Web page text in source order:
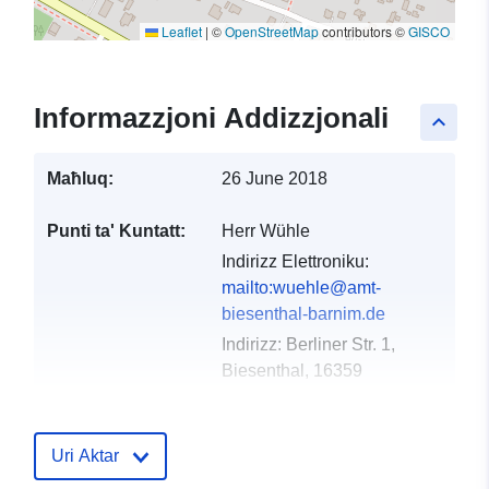
Leaflet | ©OpenStreetMapcontributors ©GISCO
keyboard_arrow_up
Informazzjoni Addizzjonali
Maħluq: 26 June 2018
Punti ta' Kuntatt:
Herr Wühle
Indirizz Elettroniku:
mailto:wuehle@amt-
biesenthal-barnim.de
Indirizz: Berliner Str. 1,
Biesenthal, 16359
Katalgu:
Uri Aktar